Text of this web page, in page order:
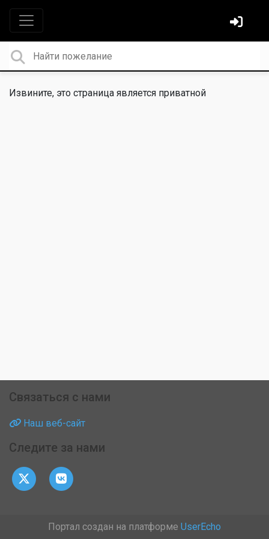
Извините, это страница является приватной
Связаться с нами
Наш веб-сайт
Следите за нами
Портал создан на платформе UserEcho